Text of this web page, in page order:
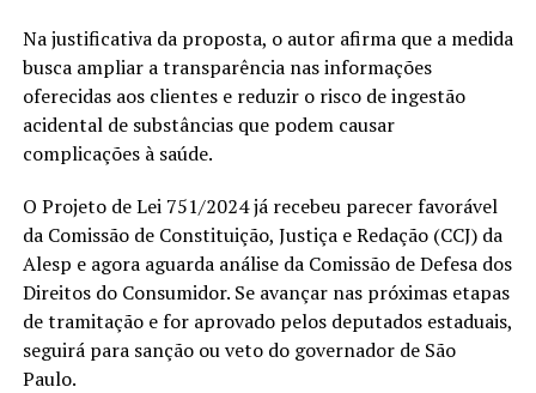
Na justificativa da proposta, o autor afirma que a medida
busca ampliar a transparência nas informações
oferecidas aos clientes e reduzir o risco de ingestão
acidental de substâncias que podem causar
complicações à saúde.
O Projeto de Lei 751/2024 já recebeu parecer favorável
da Comissão de Constituição, Justiça e Redação (CCJ) da
Alesp e agora aguarda análise da Comissão de Defesa dos
Direitos do Consumidor. Se avançar nas próximas etapas
de tramitação e for aprovado pelos deputados estaduais,
seguirá para sanção ou veto do governador de São
Paulo.